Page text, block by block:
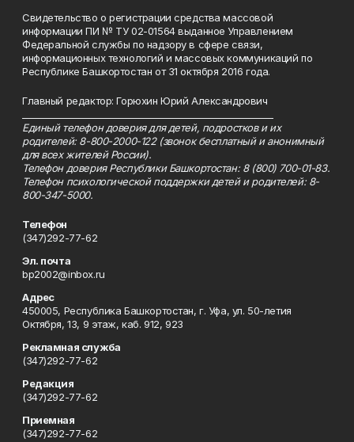
Свидетельство о регистрации средства массовой
информации ПИ № ТУ 02-01564 выданное Управлением
Федеральной службы по надзору в сфере связи,
информационных технологий и массовых коммуникаций по
Республике Башкортостан от 31 октября 2016 года.
Главный редактор: Горюхин Юрий Александрович
Единый телефон доверия для детей, подростков и их
родителей: 8-800-2000-122 (звонок бесплатный и анонимный
для всех жителей России).
Телефон доверия Республики Башкортостан: 8 (800) 700-01-83.
Телефон психологической поддержки детей и родителей: 8-
800-347-5000.
Телефон
(347)292-77-62
Эл. почта
bp2002@inbox.ru
Адрес
450005, Республика Башкортостан, г. Уфа, ул. 50-летия
Октября, 13, 9 этаж, каб. 912, 923
Рекламная служба
(347)292-77-62
Редакция
(347)292-77-62
Приемная
(347)292-77-62